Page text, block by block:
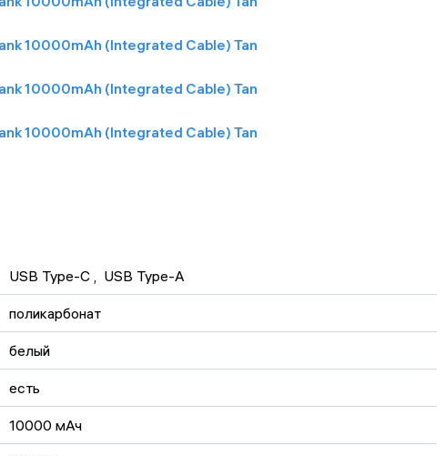
USB Type-C , USB Type-A
поликарбонат
белый
есть
10000 мАч